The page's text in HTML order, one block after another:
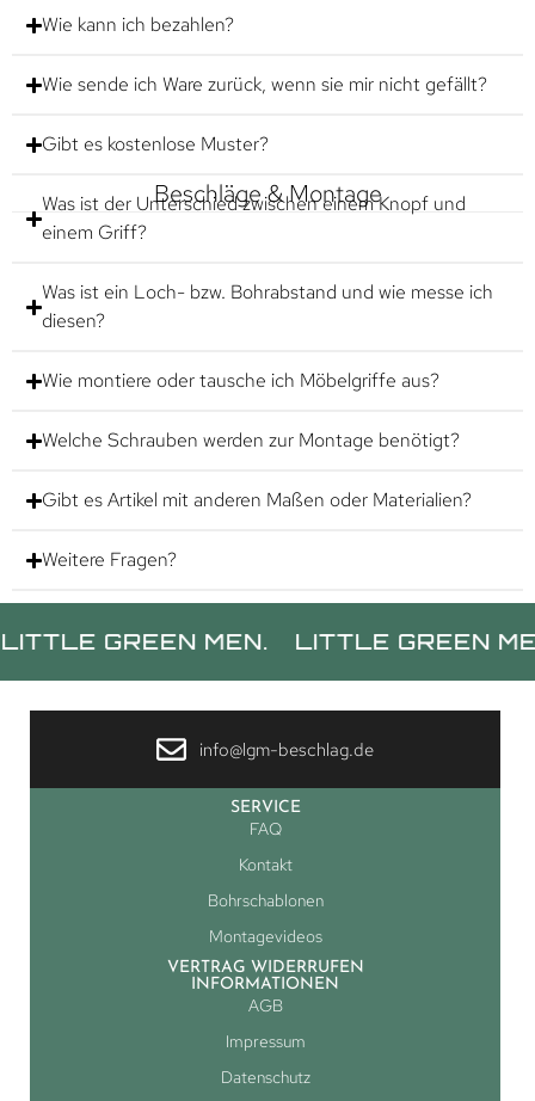
Wie kann ich bezahlen?
Wie sende ich Ware zurück, wenn sie mir nicht gefällt?
Gibt es kostenlose Muster?
Beschläge & Montage
Was ist der Unterschied zwischen einem Knopf und
einem Griff?
Was ist ein Loch- bzw. Bohrabstand und wie messe ich
diesen?
Wie montiere oder tausche ich Möbelgriffe aus?
Welche Schrauben werden zur Montage benötigt?
Gibt es Artikel mit anderen Maßen oder Materialien?
Weitere Fragen?
GREEN MEN. LITTLE GREEN MEN.
info@lgm-beschlag.de
SERVICE
FAQ
Kontakt
Bohrschablonen
Montagevideos
VERTRAG WIDERRUFEN
INFORMATIONEN
AGB
Impressum
Datenschutz